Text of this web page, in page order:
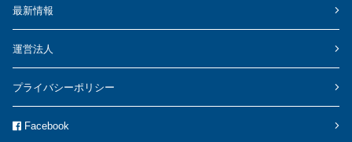
最新情報
運営法人
プライバシーポリシー
Facebook